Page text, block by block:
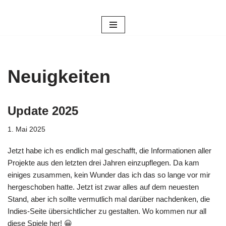
Neuigkeiten
Update 2025
1. Mai 2025
Jetzt habe ich es endlich mal geschafft, die Informationen aller
Projekte aus den letzten drei Jahren einzupflegen. Da kam
einiges zusammen, kein Wunder das ich das so lange vor mir
hergeschoben hatte. Jetzt ist zwar alles auf dem neuesten
Stand, aber ich sollte vermutlich mal darüber nachdenken, die
Indies-Seite übersichtlicher zu gestalten. Wo kommen nur all
diese Spiele her! 😀